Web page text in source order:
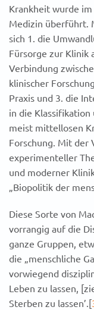
Krankheit wurde
Medizin überführt.
sich 1. die
Fürsorge zur Klinik
Verbindung
klinischer
Praxis und 3. die
in die Klassifikation
meist mittellosen
Forschung. Mit der
experimenteller
und moderner
„Biopolitik der
Diese Sorte von
vorrangig auf die
ganze Gruppen,
die „menschliche
vorwiegend
Leben zu lassen,
Sterben zu lassen’.[